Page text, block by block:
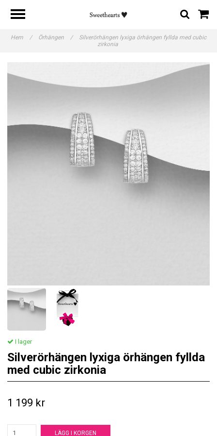
Hem / Örhängen /
Silverörhängen lyxiga örhängen fyllda med cubic
zirkonia
I lager
Silverörhängen lyxiga örhängen fyllda
med cubic zirkonia
1 199 kr
LÄGG I KORGEN